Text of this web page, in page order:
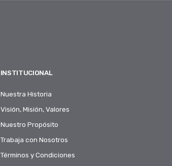
INSTITUCIONAL
Nuestra Historia
Visión, Misión, Valores
Nuestro Propósito
Trabaja con Nosotros
Términos y Condiciones